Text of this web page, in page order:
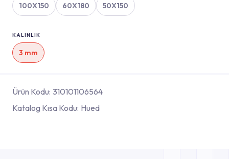
100X150 60X180 50X150
KALINLIK
3 mm
Ürün Kodu: 310101106564
Katalog Kısa Kodu: Hued